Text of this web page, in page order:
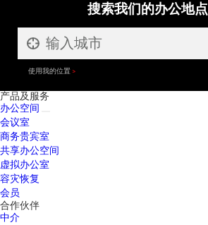
搜索我们的办公地点
使用我的位置
产品及服务
办公空间
会议室
商务贵宾室
共享办公空间
虚拟办公室
容灾恢复
会员
合作伙伴
中介